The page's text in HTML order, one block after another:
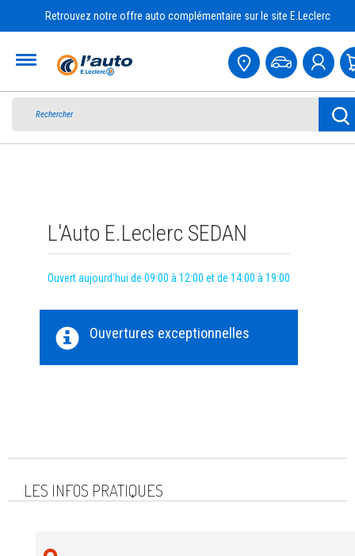
Retrouvez notre offre auto complémentaire sur le site E.Leclerc
L'Auto E.Leclerc SEDAN
Ouvert aujourd'hui de 09:00 à 12:00 et de 14:00 à 19:00
Ouvertures exceptionnelles
LES INFOS PRATIQUES